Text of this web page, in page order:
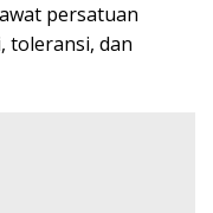
persatuan
toleransi, dan